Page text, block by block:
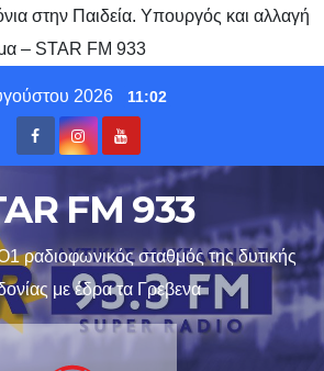
στην Παιδεία. Υπουργός και αλλαγή
– STAR FM 933
2026 11:02
FM 933
ραδιοφωνικός σταθμός της δυτικής
με έδρα τα Γρεβενα